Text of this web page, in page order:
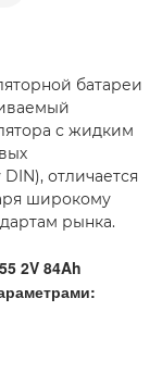
батареи
с жидким
отличается
широкому
рынка.
2V 84Ah